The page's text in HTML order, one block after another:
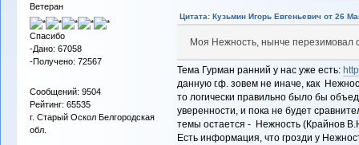
Ветеран
Спасибо
-Дано: 67058
-Получено: 72567
Сообщений: 9504
Рейтинг: 65535
г. Старый Оскол Белгородская
обл.
Цитата: Кузьмин Игорь Евгеньевич от 26
Моя Нежность, нынче перезимовал
Тема Гурман ранний у нас уже есть:
данную г.ф. зовем не иначе, как
то логически правильно было бы
уверенности, и пока не будет
темы остается - Нежность (Крайнов
Есть информация, что грозди у